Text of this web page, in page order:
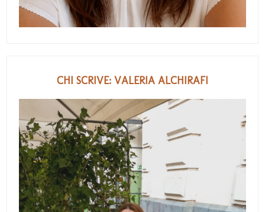
CHI SCRIVE: VALERIA ALCHIRAFI